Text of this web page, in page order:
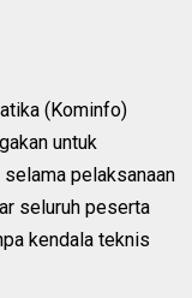
(Kominfo)
untuk
pelaksanaan
seluruh peserta
kendala teknis